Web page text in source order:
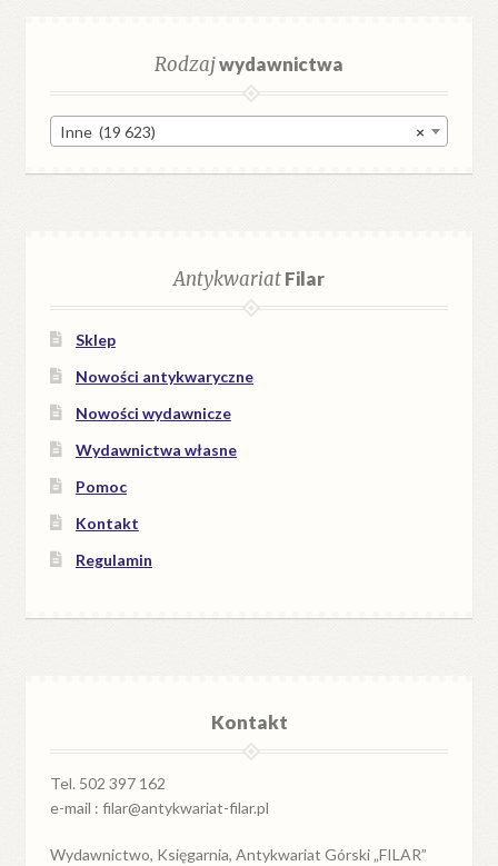
Rodzajwydawnictwa
×
Inne (19 623)
AntykwariatFilar
Sklep
Nowości antykwaryczne
Nowości wydawnicze
Wydawnictwa własne
Pomoc
Kontakt
Regulamin
Kontakt
Tel. 502 397 162
e-mail : filar@antykwariat-filar.pl
Wydawnictwo, Księgarnia, Antykwariat Górski „FILAR”